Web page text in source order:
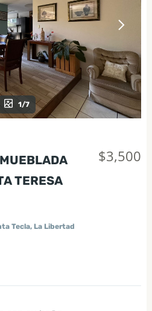
1/7
TERESA
Tecla, La Libertad
$3,500